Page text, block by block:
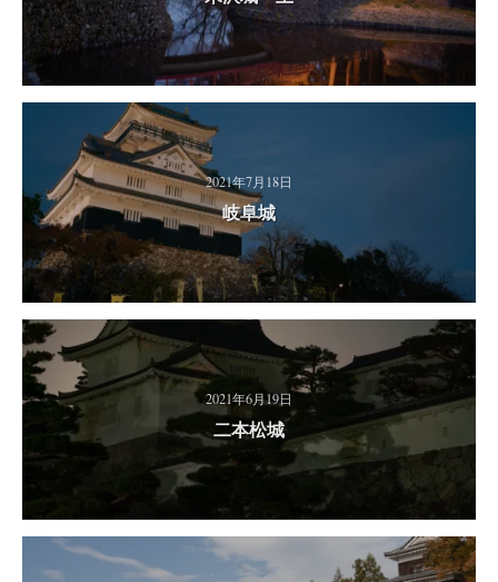
2021年7月18日
岐阜城
2021年6月19日
二本松城